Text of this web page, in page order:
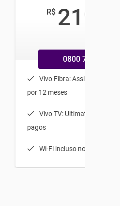
R$ 219
0800 770 9800
Vivo Fibra: Assine 50 e
por 12 meses
Vivo TV: Ultimate HD, com
pagos
Wi-Fi incluso no Vivo